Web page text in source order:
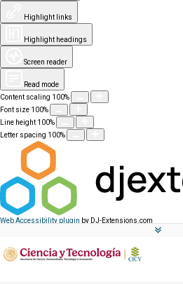
Highlight links
Highlight headings
Screen reader
Read mode
Content scaling 100%
Font size 100%
Line height 100%
Letter spacing 100%
Web Accessibility plugin by DJ-Extensions.com